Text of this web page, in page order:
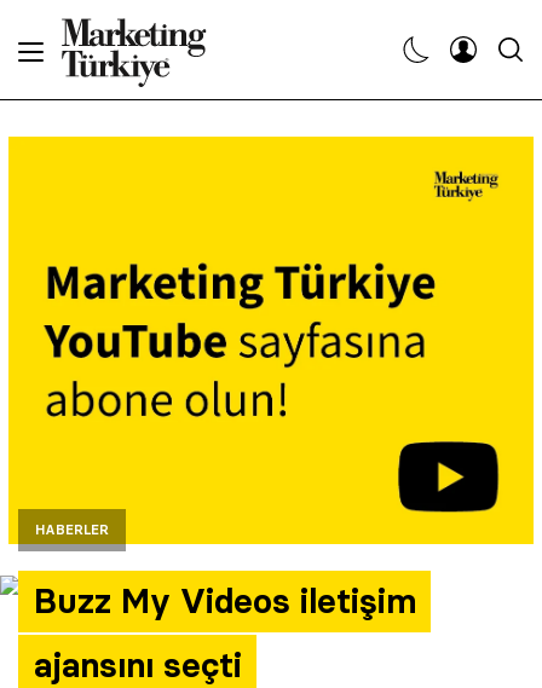
HABERLER
Buzz My Videos iletişim
ajansını seçti
Dergiler
Etkinlikler
Yazarlar
Araştırma